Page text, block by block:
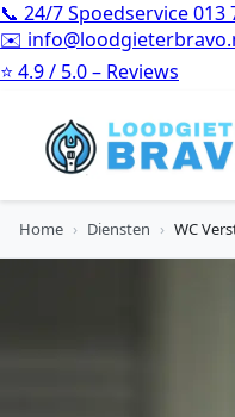
📞 24/7 Spoedservice013
✉️
⭐ 4.9 / 5.0 – Reviews
Home › Diensten › WC